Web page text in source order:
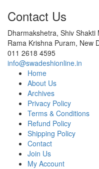
Contact Us
Dharmakshetra, Shiv
Rama Krishna Puram, New
011 2618 4595
info@swadeshionline.in
Home
About Us
Archives
Privacy Policy
Terms & Conditions
Refund Policy
Shipping Policy
Contact
Join Us
My Account